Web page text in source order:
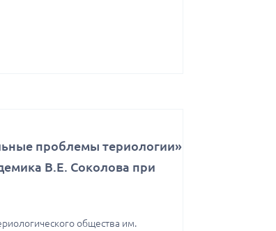
проблемы териологии»
В.Е. Соколова при
общества им.